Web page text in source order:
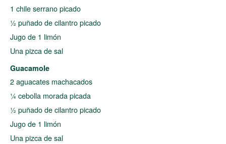
1 chile serrano picado
½ puñado de cilantro picado
Jugo de 1 limón
Una pizca de sal
Guacamole
2 aguacates machacados
¼ cebolla morada picada
½ puñado de cilantro picado
Jugo de 1 limón
Una pizca de sal